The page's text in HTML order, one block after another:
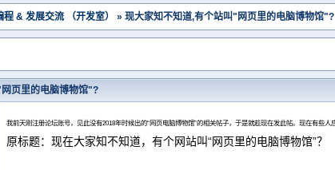
程 & 发展交流 （开发室） » 现大家知不知道,有个站叫"网页里的电脑博物馆"?
页里的电脑博物馆"?
我前天刚注册论坛账号，见此没有2018年时候出的“网页电脑博物馆”的相关帖子，于是就趁现在发此帖。现在有些人
原标题：现在大家知不知道，有个网站叫“网页里的电脑博物馆”？